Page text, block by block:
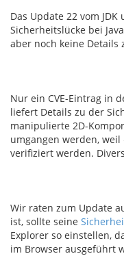
Das Update 22 vom JDK
Sicherheitslücke bei
aber noch keine Details
Nur ein CVE-Eintrag in
liefert Details zu der
manipulierte 2D-
umgangen werden,
verifiziert werden.
Wir raten zum Update
ist, sollte seine
Explorer so einstellen,
im Browser ausgeführt